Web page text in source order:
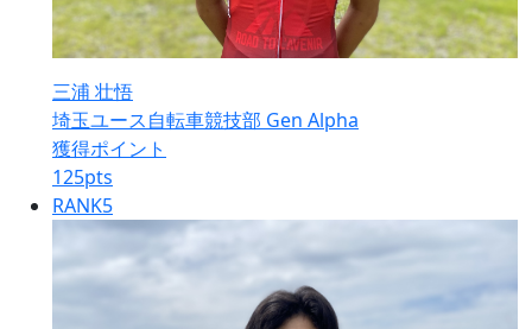
三浦 壮悟
埼玉ユース自転車競技部 Gen Alpha
獲得ポイント
125pts
RANK5